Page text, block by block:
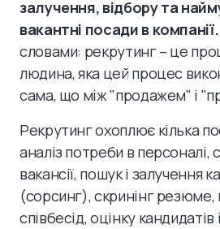
залучення, відбору та
вакантні посади в компанії.
словами: рекрутинг – це
людина, яка цей процес
сама, що між "продажем" і
Рекрутинг охоплює кілька
аналіз потреби в персоналі,
вакансії, пошук і залучення
(сорсинг), скринінг
співбесід, оцінку кандидатів